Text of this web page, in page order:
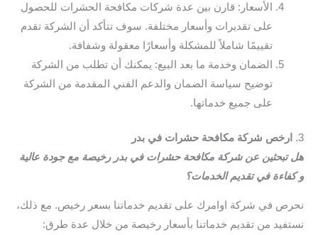
الأسعار: قارن بين عدة شركات مكافحة الحشرات للحصول
على تقديرات وأسعار مختلفة. سوف تتأكد أن الشركة تقدم
تقييمًا شاملاً للمشكلة وأسعارًا معقولة وشفافة.
الضمان وخدمة ما بعد البيع: يمكنك أن تطلب من الشركة
توضيح سياسة الضمان والدعم الفني المقدمة من الشركة
على جميع خدماتها.
3.
ارخص شركة مكافحة حشرات في بدر
هل تبحثين عن شركة مكافحة حشرات في بدر رخيصة مع جودة عالية
و كفاءة في تقديم الخدمات؟
نحرص في شركة اوامرك على تقديم خدماتنا بسعر رخيص. مع ذلك،
نستفيد من تقديم خدماتنا بأسعار رخيصة من خلال عدة طرق: